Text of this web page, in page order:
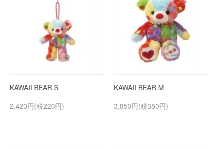
KAWAII BEAR S
2,420円(税220円)
KAWAII BEAR M
3,850円(税350円)